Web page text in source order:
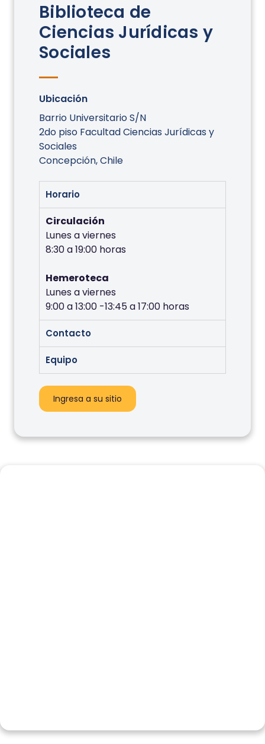
Biblioteca de
Ciencias Jurídicas y
Sociales
Ubicación
Barrio Universitario S/N
2do piso Facultad Ciencias Jurídicas y
Sociales
Concepción, Chile
Horario
Circulación
Lunes a viernes
8:30 a 19:00 horas
Hemeroteca
Lunes a viernes
9:00 a 13:00 -13:45 a 17:00 horas
Contacto
Equipo
Ingresa a su sitio